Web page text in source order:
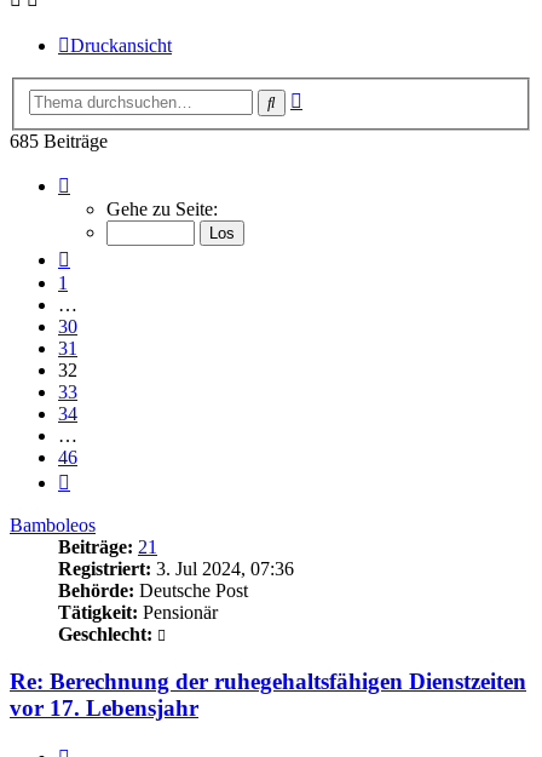
Druckansicht
Suche
685 Beiträge
32
von
Gehe zu Seite:
1
…
30
31
32
33
34
…
46
Bamboleos
Beiträge: 21
Registriert: 3. Jul 2024, 07:36
Behörde: Deutsche Post
Tätigkeit: Pensionär
Geschlecht:
Re: Berechnung der ruhegehaltsfähigen Dienstzeiten
vor 17. Lebensjahr